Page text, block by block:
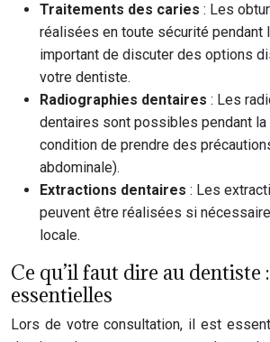
Traitements des caries : Les
réalisées en toute sécurité
important de discuter des options
votre dentiste.
Radiographies dentaires : Les
dentaires sont possibles pendant
condition de prendre des
abdominale).
Extractions dentaires : Les
peuvent être réalisées si
locale.
Ce qu’il faut dire au
essentielles
Lors de votre consultation, il est